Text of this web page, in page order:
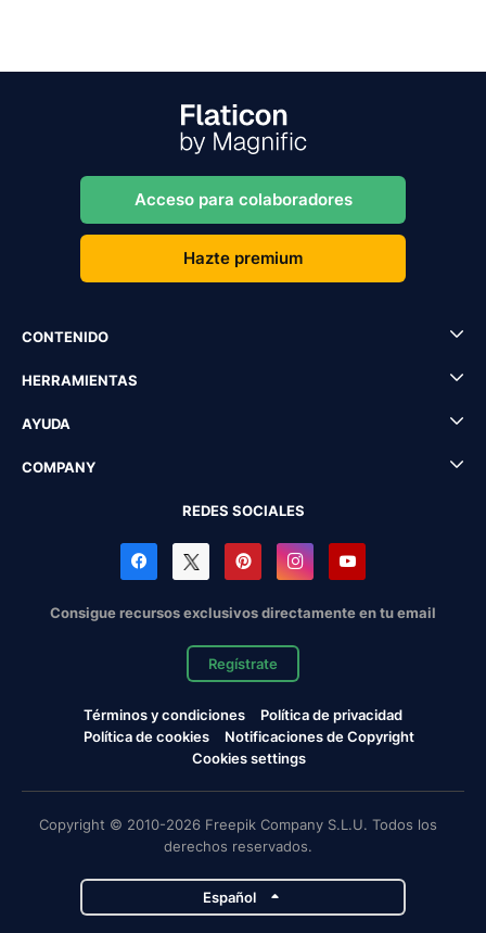
Acceso para colaboradores
Hazte premium
CONTENIDO
HERRAMIENTAS
AYUDA
COMPANY
REDES SOCIALES
Consigue recursos exclusivos directamente en tu email
Regístrate
Términos y condiciones
Política de privacidad
Política de cookies
Notificaciones de Copyright
Cookies settings
Copyright © 2010-2026 Freepik Company S.L.U. Todos los
derechos reservados.
Español